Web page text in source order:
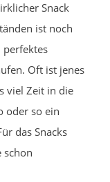
Snack
ist noch
perfektes
Oft ist jenes
viel Zeit in die
oder so ein
das Snacks
schon